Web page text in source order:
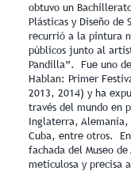
obtuvo un
Plásticas y Diseño de
recurrió a la pintura
públicos junto al
Pandilla”. Fue uno
Hablan: Primer
2013, 2014) y ha
través del mundo en
Inglaterra, Alemania,
Cuba, entre otros.
fachada del Museo
meticulosa y precisa